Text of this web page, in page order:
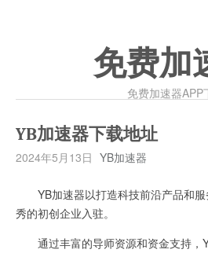
免费加
免费加速器APP
YB加速器下载地址
2024年5月13日 YB加速器
YB加速器以打造科技前沿产品和服
秀的初创企业入驻。
通过丰富的导师资源和资金支持，